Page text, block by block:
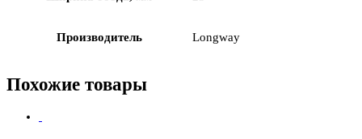
Производитель Longway
Похожие товары